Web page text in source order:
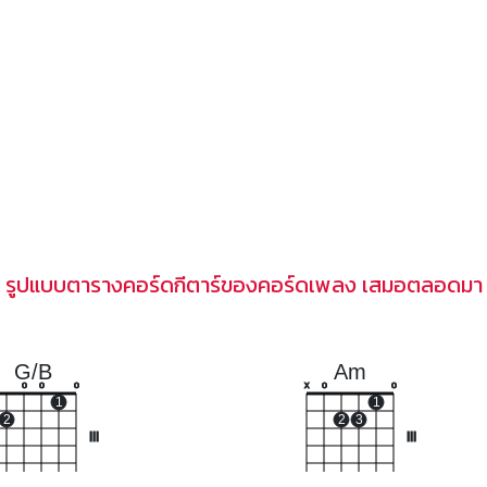
รูปแบบตารางคอร์ดกีตาร์ของคอร์ดเพลง เสมอตลอดมา
G/B
2
o o
1
o
Am
x o
2 3
1
o